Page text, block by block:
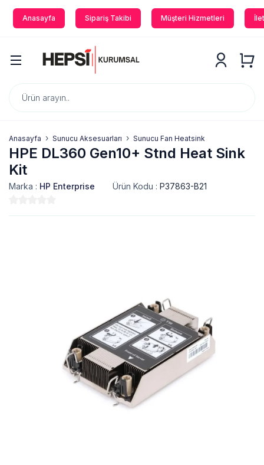
Anasayfa Sipariş Takibi Müşteri Hizmetleri
Anasayfa Sunucu Aksesuarları Sunucu Fan Heatsink
HPE DL360 Gen10+ Stnd Heat Sink
Kit
Marka : HP Enterprise Ürün Kodu : P37863-B21